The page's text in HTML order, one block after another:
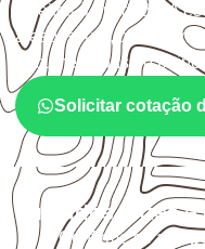
sujeitos à umidade. A
a espessura, o
documentadas do painel.
Solicitar cotação
Cuidados antes e
Confirme se a